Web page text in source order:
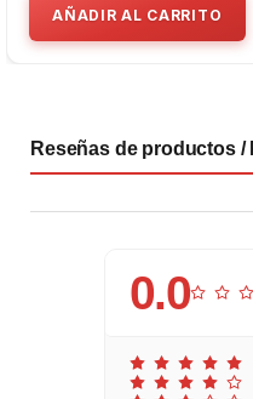
AÑADIR AL CARRITO
Reseñas de productos
0.0